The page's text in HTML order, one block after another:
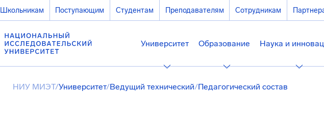
Школьникам Поступающим Студентам Преподавателям Сотрудникам
Университет Образование Наука и
НИУ МИЭТ/Университет/Ведущий технический/Педагогический состав